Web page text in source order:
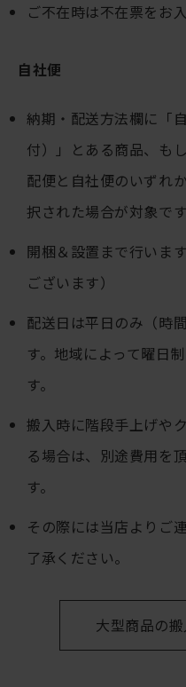
ご不在時は不在票をお
自社便
納期・配送方法欄に「
付）」とある商品、も
配便と自社便のいずれ
択された場合が対象です
開梱＆設置まで行いま
ございます）
配送日は平日のみ（時
す。地域によって曜日
す。
搬入時に階段手上げや
る場合は、別途費用を
す。
その際には当店よりご
了承ください。
大型商品の